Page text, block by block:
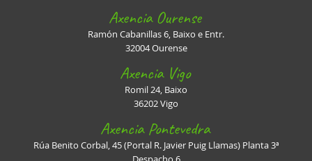
Axencia Ourense
Ramón Cabanillas 6, Baixo e Entr.
32004 Ourense
Axencia Vigo
Romil 24, Baixo
36202 Vigo
Axencia Pontevedra
Rúa Benito Corbal, 45 (Portal R. Javier Puig Llamas) Planta 3ª